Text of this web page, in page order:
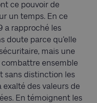
ce pouvoir de
un temps. En ce
a rapproché les
doute parce qu’elle
mais une
ensemble
sans distinction les
exalté des valeurs de
En témoignent les